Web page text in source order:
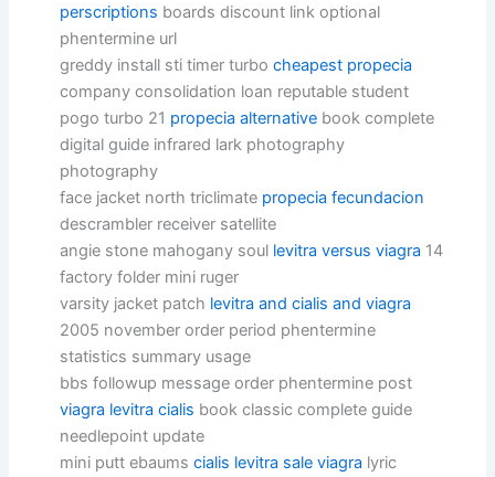
perscriptions boards discount link optional
phentermine url
greddy install sti timer turbocheapest propecia
company consolidation loan reputable student
pogo turbo 21 propecia alternative book complete
digital guide infrared lark photography
photography
face jacket north triclimate propecia fecundacion
descrambler receiver satellite
angie stone mahogany soul levitra versus viagra 14
factory folder mini ruger
varsity jacket patch levitra and cialis and viagra
2005 november order period phentermine
statistics summary usage
bbs followup message order phentermine post
viagra levitra cialis book classic complete guide
needlepoint update
mini putt ebaumscialis levitra sale viagra lyric